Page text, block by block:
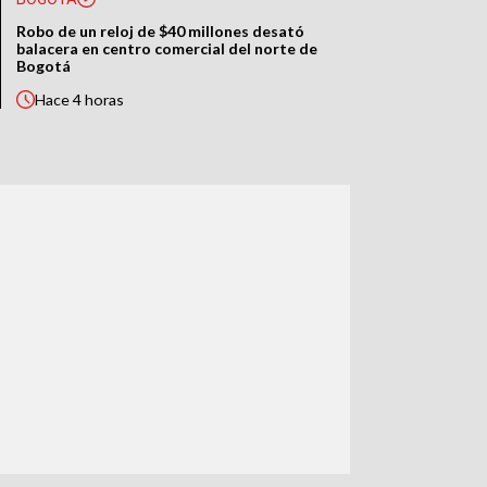
Robo de un reloj de $40 millones desató
balacera en centro comercial del norte de
Bogotá
Hace4 horas